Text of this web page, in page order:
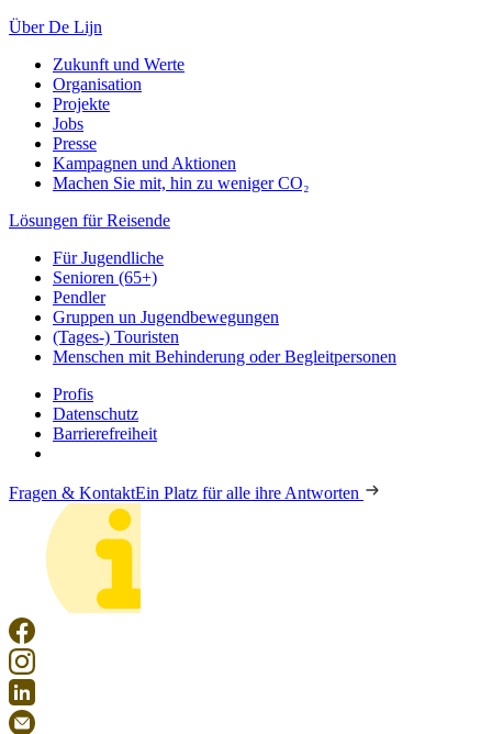
Über De Lijn
Zukunft und Werte
Organisation
Projekte
Jobs
Presse
Kampagnen und Aktionen
Machen Sie mit, hin zu weniger CO₂
Lösungen für Reisende
Für Jugendliche
Senioren (65+)
Pendler
Gruppen un Jugendbewegungen
(Tages-) Touristen
Menschen mit Behinderung oder Begleitpersonen
Profis
Datenschutz
Barrierefreiheit
Fragen & KontaktEin Platz für alle ihre Antworten